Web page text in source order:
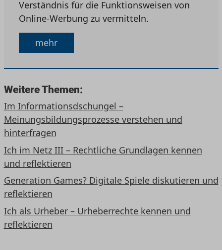
Verständnis für die Funktionsweisen von
Online-Werbung zu vermitteln.
mehr
Weitere Themen:
Im Informationsdschungel –
Meinungsbildungsprozesse verstehen und
hinterfragen
Ich im Netz III – Rechtliche Grundlagen kennen
und reflektieren
Generation Games? Digitale Spiele diskutieren und
reflektieren
Ich als Urheber – Urheberrechte kennen und
reflektieren